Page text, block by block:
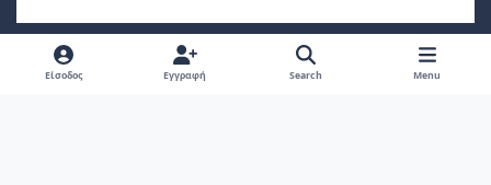
Light ModeDark ModeSystem Preference
f
Είσοδος Εγγραφή Search Menu